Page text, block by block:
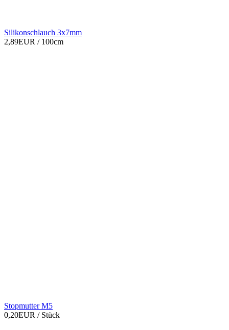
Silikonschlauch 3x7mm
2,89EUR / 100cm
Stopmutter M5
0,20EUR / Stück